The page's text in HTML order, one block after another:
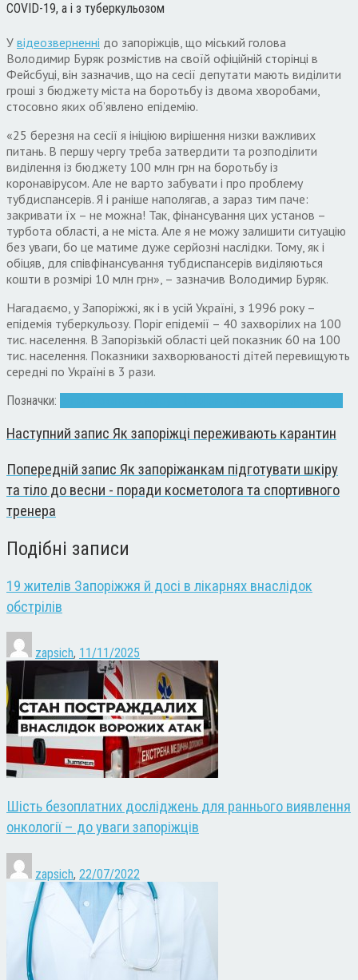
COVID-19, а і з туберкульозом
У відеозверненні до запоріжців, що міський голова
Володимир Буряк розмістив на своїй офіційній сторінці в
Фейсбуці, він зазначив, що на сесії депутати мають виділити
гроші з бюджету міста на боротьбу із двома хворобами,
стосовно яких об’явлено епідемію.
«25 березня на сесії я ініціюю вирішення низки важливих
питань. В першу чергу треба затвердити та розподілити
виділення із бюджету 100 млн грн на боротьбу із
коронавірусом. Але не варто забувати і про проблему
тубдиспансерів. Я і раніше наполягав, а зараз тим паче:
закривати їх – не можна! Так, фінансування цих установ –
турбота області, а не міста. Але я не можу залишити ситуацію
без уваги, бо це матиме дуже серйозні наслідки. Тому, як і
обіцяв, для співфінансування тубдиспансерів виділяються
кошти в розмірі 10 млн грн», – зазначив Володимир Буряк.
Нагадаємо, у Запоріжжі, як і в усій Україні, з 1996 року –
епідемія туберкульозу. Поріг епідемії – 40 захворілих на 100
тис. населення. В Запорізькій області цей показник 60 на 100
тис. населення. Показники захворюваності дітей перевищують
середні по Україні в 3 рази.
Позначки:
Наступний запис Як запоріжці переживають карантин
Попередній запис Як запоріжанкам підготувати шкіру
та тіло до весни - поради косметолога та спортивного
тренера
Подібні записи
19 жителів Запоріжжя й досі в лікарнях внаслідок
обстрілів
zapsich, 11/11/2025
Шість безоплатних досліджень для раннього виявлення
онкології – до уваги запоріжців
zapsich, 22/07/2022